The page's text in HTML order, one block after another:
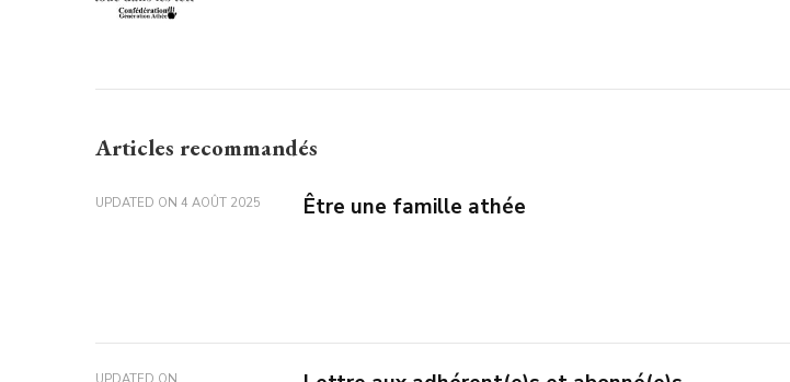
Articles recommandés
UPDATED ON 4 AOÛT 2025 Être une famille athée